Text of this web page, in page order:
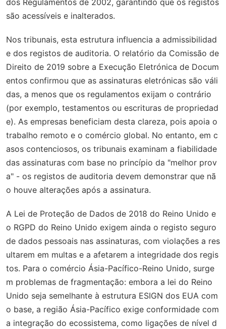
dos Regulamentos de 2002, garantindo que os registos
são acessíveis e inalterados.
Nos tribunais, esta estrutura influencia a admissibilidad
e dos registos de auditoria. O relatório da Comissão de
Direito de 2019 sobre a Execução Eletrónica de Docum
entos confirmou que as assinaturas eletrónicas são váli
das, a menos que os regulamentos exijam o contrário
(por exemplo, testamentos ou escrituras de propriedad
e). As empresas beneficiam desta clareza, pois apoia o
trabalho remoto e o comércio global. No entanto, em c
asos contenciosos, os tribunais examinam a fiabilidade
das assinaturas com base no princípio da "melhor prov
a" - os registos de auditoria devem demonstrar que nã
o houve alterações após a assinatura.
A Lei de Proteção de Dados de 2018 do Reino Unido e
o RGPD do Reino Unido exigem ainda o registo seguro
de dados pessoais nas assinaturas, com violações a res
ultarem em multas e a afetarem a integridade dos regis
tos. Para o comércio Ásia-Pacífico-Reino Unido, surge
m problemas de fragmentação: embora a lei do Reino
Unido seja semelhante à estrutura ESIGN dos EUA com
o base, a região Ásia-Pacífico exige conformidade com
a integração do ecossistema, como ligações de nível d